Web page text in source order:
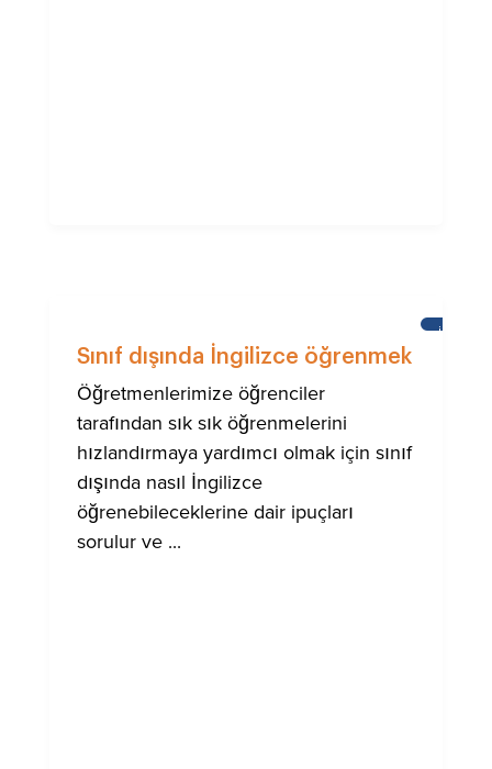
Sınıf dışında İngilizce öğrenmek
Öğretmenlerimize öğrenciler
tarafından sık sık öğrenmelerini
hızlandırmaya yardımcı olmak için sınıf
dışında nasıl İngilizce
öğrenebileceklerine dair ipuçları
sorulur ve ...